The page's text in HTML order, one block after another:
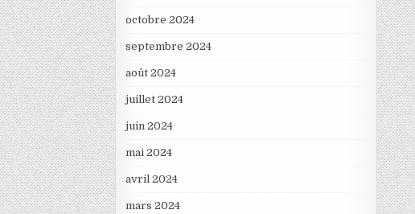
octobre 2024
septembre 2024
août 2024
juillet 2024
juin 2024
mai 2024
avril 2024
mars 2024